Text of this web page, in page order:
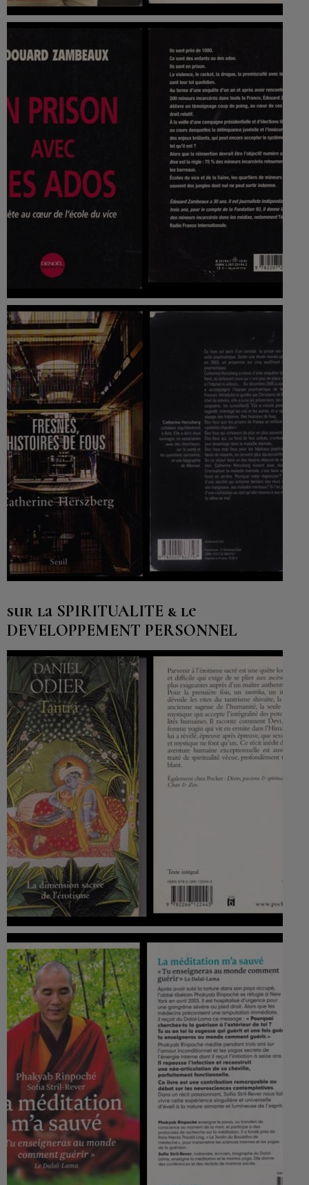
sur la SPIRITUALITE & le
DEVELOPPEMENT PERSONNEL